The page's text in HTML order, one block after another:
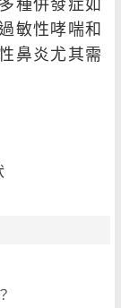
敏性哮喘和
鼻炎尤其需